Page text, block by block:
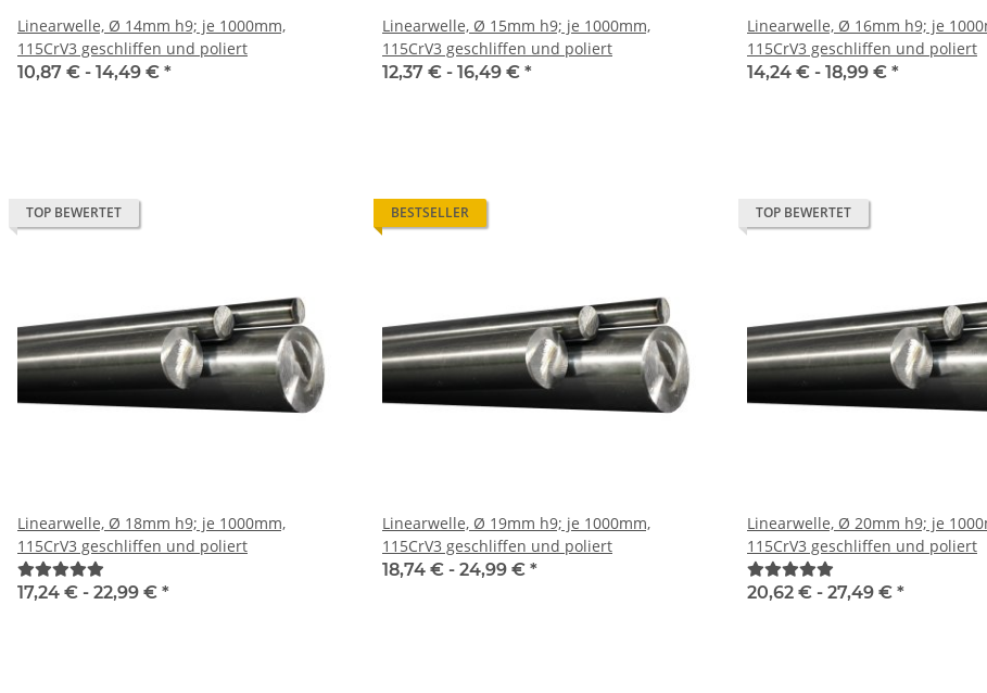
Linearwelle, Ø 14mm h9; je 1000mm,
115CrV3 geschliffen und poliert
10,87 € - 14,49 € *
Linearwelle, Ø 15mm h9; je 1000mm,
115CrV3 geschliffen und poliert
12,37 € - 16,49 € *
Linearwelle, Ø 16mm h9; je
115CrV3 geschliffen und poliert
14,24 € - 18,99 € *
TOP BEWERTET
Linearwelle, Ø 18mm h9; je 1000mm,
115CrV3 geschliffen und poliert
17,24 € - 22,99 € *
BESTSELLER
Linearwelle, Ø 19mm h9; je 1000mm,
115CrV3 geschliffen und poliert
18,74 € - 24,99 € *
TOP BEWERTET
Linearwelle, Ø 20mm h9; je
115CrV3 geschliffen und poliert
20,62 € - 27,49 € *